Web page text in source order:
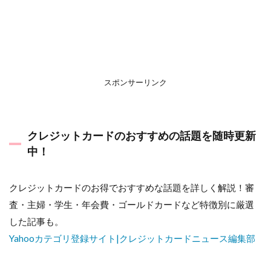
スポンサーリンク
クレジットカードのおすすめの話題を随時更新
中！
クレジットカードのお得でおすすめな話題を詳しく解説！審
査・主婦・学生・年会費・ゴールドカードなど特徴別に厳選
した記事も。
Yahooカテゴリ登録サイト|クレジットカードニュース編集部